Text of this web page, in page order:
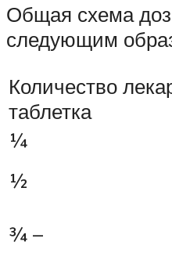
Общая схема
следующим
Количество
таблетка
¼
½
¾ –